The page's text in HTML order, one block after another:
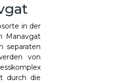
in der
Manavgat
separaten
von
durch die